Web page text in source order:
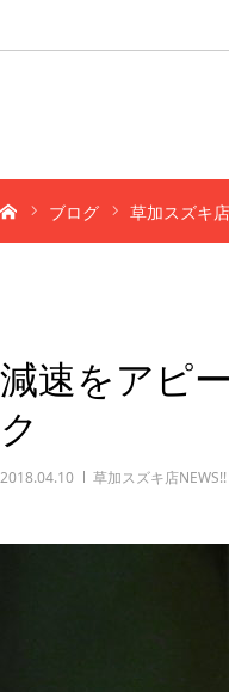
ブログ 草加スズキ
減速をアピ
ク
2018.04.10 草加スズキ店NEWS!!